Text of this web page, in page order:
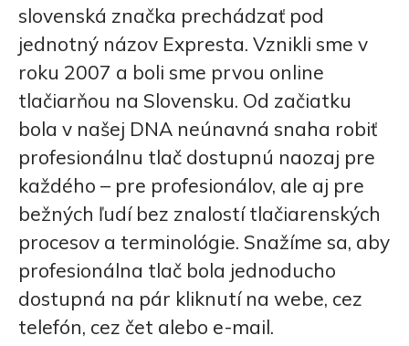
slovenská značka prechádzať pod
jednotný názov Expresta. Vznikli sme v
roku 2007 a boli sme prvou online
tlačiarňou na Slovensku. Od začiatku
bola v našej DNA neúnavná snaha robiť
profesionálnu tlač dostupnú naozaj pre
každého – pre profesionálov, ale aj pre
bežných ľudí bez znalostí tlačiarenských
procesov a terminológie. Snažíme sa, aby
profesionálna tlač bola jednoducho
dostupná na pár kliknutí na webe, cez
telefón, cez čet alebo e-mail.